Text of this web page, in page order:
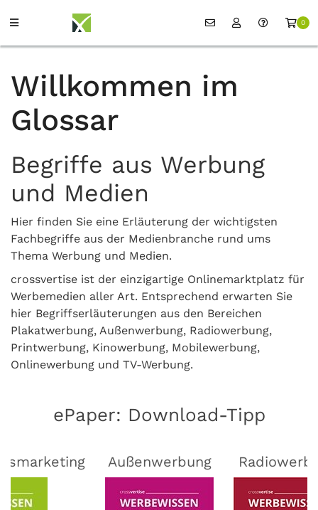
0
Willkommen im
Glossar
Begriffe aus Werbung
und Medien
Hier finden Sie eine Erläuterung der wichtigsten
Fachbegriffe aus der Medienbranche rund ums
Thema Werbung und Medien.
crossvertise ist der einzigartige Onlinemarktplatz für
Werbemedien aller Art. Entsprechend erwarten Sie
hier Begriffserläuterungen aus den Bereichen
Plakatwerbung, Außenwerbung, Radiowerbung,
Printwerbung, Kinowerbung, Mobilewerbung,
Onlinewerbung und TV-Werbung.
ePaper: Download-Tipp
Außenwerbung